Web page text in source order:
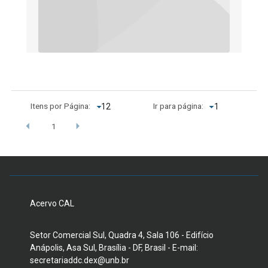
Itens por Página: Ir para página:
1
Acervo CAL
Setor Comercial Sul, Quadra 4, Sala 106 - Edifício
Anápolis, Asa Sul, Brasília - DF, Brasil - E-mail:
secretariaddc.dex@unb.br